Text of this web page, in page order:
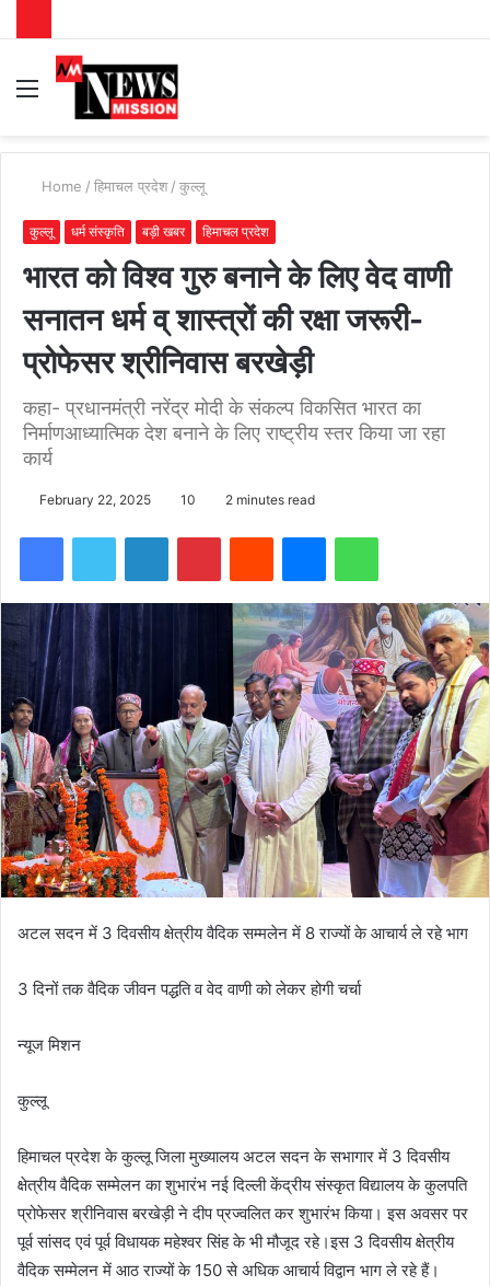
Menu
Home / हिमाचल प्रदेश / कुल्लू
कुल्लू धर्म संस्कृति बड़ी खबर हिमाचल प्रदेश
भारत को विश्व गुरु बनाने के लिए वेद वाणी
सनातन धर्म व् शास्त्रों की रक्षा जरूरी-
प्रोफेसर श्रीनिवास बरखेड़ी
कहा- प्रधानमंत्री नरेंद्र मोदी के संकल्प विकसित भारत का
निर्माणआध्यात्मिक देश बनाने के लिए राष्ट्रीय स्तर किया जा रहा
कार्य
February 22, 2025 10 2 minutes read
अटल सदन में 3 दिवसीय क्षेत्रीय वैदिक सम्मलेन में 8 राज्यों के आचार्य ले रहे भाग
3 दिनों तक वैदिक जीवन पद्धति व वेद वाणी को लेकर होगी चर्चा
न्यूज मिशन
कुल्लू
हिमाचल प्रदेश के कुल्लू जिला मुख्यालय अटल सदन के सभागार में 3 दिवसीय
क्षेत्रीय वैदिक सम्मेलन का शुभारंभ नई दिल्ली केंद्रीय संस्कृत विद्यालय के कुलपति
प्रोफेसर श्रीनिवास बरखेड़ी ने दीप प्रज्वलित कर शुभारंभ किया। इस अवसर पर
पूर्व सांसद एवं पूर्व विधायक महेश्वर सिंह के भी मौजूद रहे।इस 3 दिवसीय क्षेत्रीय
वैदिक सम्मेलन में आठ राज्यों के 150 से अधिक आचार्य विद्वान भाग ले रहे हैं।